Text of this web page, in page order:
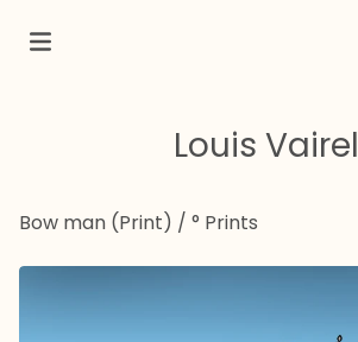
Louis Vairel
Bow man (Print) / ° Prints